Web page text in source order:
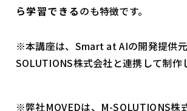
ら学習できるのも特徴です。
※本講座は、Smart at AIの開発提供
SOLUTIONS株式会社と連携して制作
※弊社MOVEDは、M-SOLUTIONS株